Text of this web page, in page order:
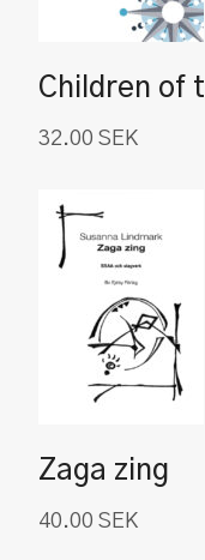
Children of
32.00 SEK
Zaga zing
40.00 SEK